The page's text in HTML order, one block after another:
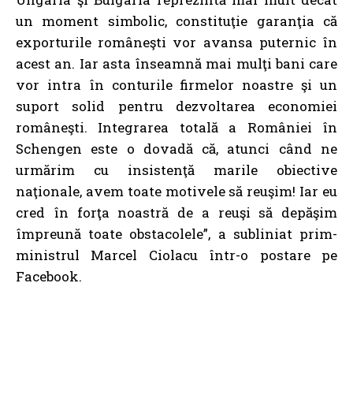
un moment simbolic, constituţie garanţia că
exporturile româneşti vor avansa puternic în
acest an. Iar asta înseamnă mai mulţi bani care
vor intra în conturile firmelor noastre şi un
suport solid pentru dezvoltarea economiei
româneşti. Integrarea totală a României în
Schengen este o dovadă că, atunci când ne
urmărim cu insistenţă marile obiective
naţionale, avem toate motivele să reuşim! Iar eu
cred în forţa noastră de a reuşi să depăşim
împreună toate obstacolele”, a subliniat prim-
ministrul Marcel Ciolacu într-o postare pe
Facebook.